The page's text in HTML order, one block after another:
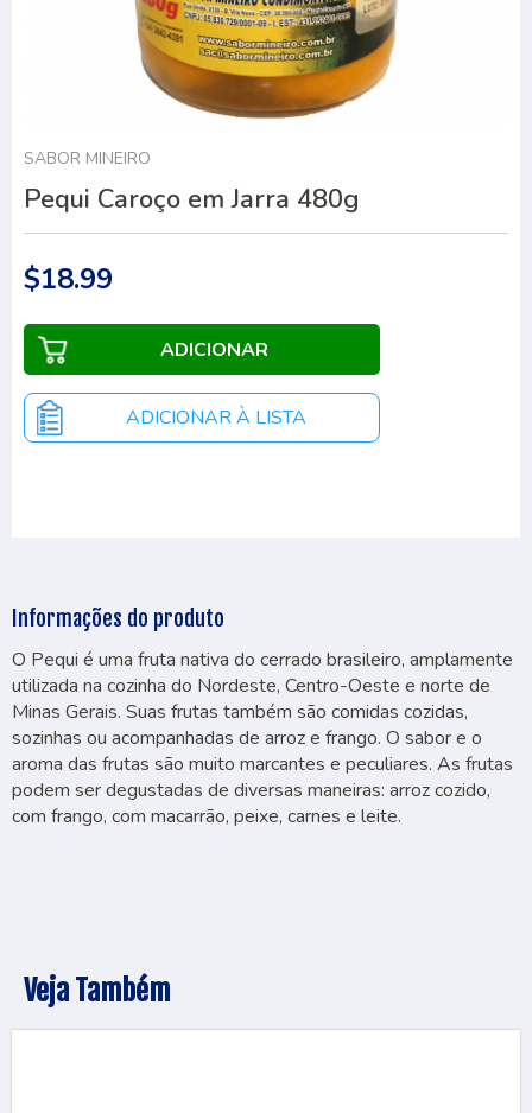
SABOR MINEIRO
Pequi Caroço em Jarra 480g
$18.99
Informações do produto
O Pequi é uma fruta nativa do cerrado brasileiro, amplamente
utilizada na cozinha do Nordeste, Centro-Oeste e norte de
Minas Gerais. Suas frutas também são comidas cozidas,
sozinhas ou acompanhadas de arroz e frango. O sabor e o
aroma das frutas são muito marcantes e peculiares. As frutas
podem ser degustadas de diversas maneiras: arroz cozido,
com frango, com macarrão, peixe, carnes e leite.
Veja Também